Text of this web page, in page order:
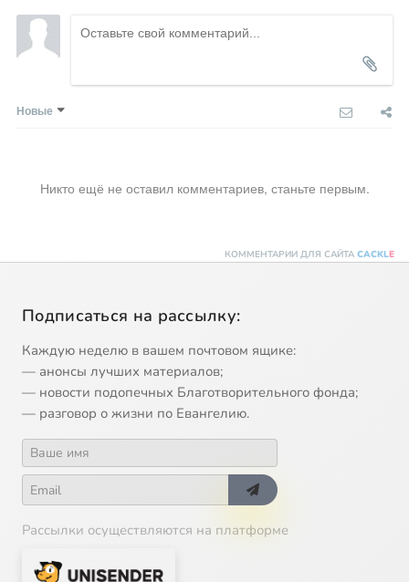
Новые
Никто ещё не оставил комментариев, станьте первым.
КОММЕНТАРИИ ДЛЯ САЙТА CACKLE
Подписаться на рассылку:
Каждую неделю в вашем почтовом ящике:
— анонсы лучших материалов;
— новости подопечных Благотворительного фонда;
— разговор о жизни по Евангелию.
Рассылки осуществляются на платформе